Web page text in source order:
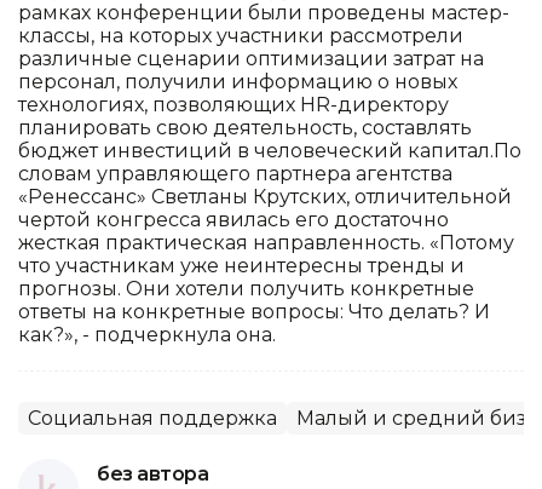
рамках конференции были проведены мастер-
классы, на которых участники рассмотрели
различные сценарии оптимизации затрат на
персонал, получили информацию о новых
технологиях, позволяющих HR-директору
планировать свою деятельность, составлять
бюджет инвестиций в человеческий капитал.По
словам управляющего партнера агентства
«Ренессанс» Светланы Крутских, отличительной
чертой конгресса явилась его достаточно
жесткая практическая направленность. «Потому
что участникам уже неинтересны тренды и
прогнозы. Они хотели получить конкретные
ответы на конкретные вопросы: Что делать? И
как?», - подчеркнула она.
Социальная поддержка Малый и средний
без автора